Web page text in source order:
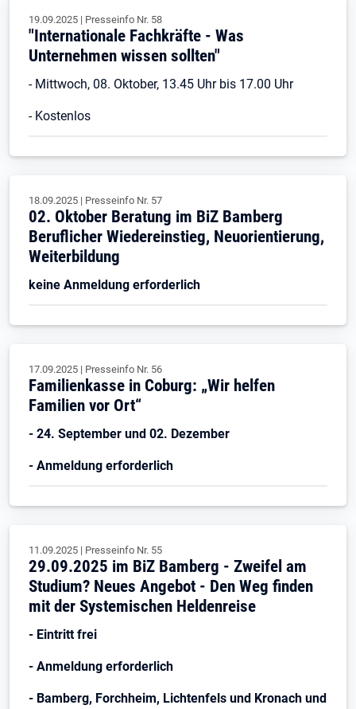
19.09.2025 | Presseinfo Nr. 58
"Internationale Fachkräfte - Was
Unternehmen wissen sollten"
- Mittwoch, 08. Oktober, 13.45 Uhr bis 17.00 Uhr
- Kostenlos
18.09.2025 | Presseinfo Nr. 57
02. Oktober Beratung im BiZ Bamberg
Beruflicher Wiedereinstieg, Neuorientierung,
Weiterbildung
keine Anmeldung erforderlich
17.09.2025 | Presseinfo Nr. 56
Familienkasse in Coburg: „Wir helfen
Familien vor Ort“
- 24. September und 02. Dezember
- Anmeldung erforderlich
11.09.2025 | Presseinfo Nr. 55
29.09.2025 im BiZ Bamberg - Zweifel am
Studium? Neues Angebot - Den Weg finden
mit der Systemischen Heldenreise
- Eintritt frei
- Anmeldung erforderlich
- Bamberg, Forchheim, Lichtenfels und Kronach und